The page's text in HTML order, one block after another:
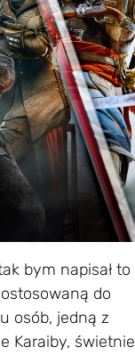
bym napisał to
do
osób, jedną z
Karaiby, świetnie